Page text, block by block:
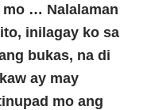
… Nalalaman
inilagay ko sa
bukas, na di
ay may
mo ang